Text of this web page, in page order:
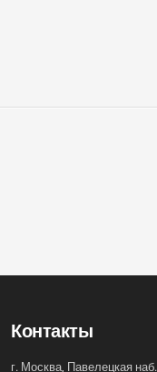
Контакты
г. Москва, Павелецкая наб.,